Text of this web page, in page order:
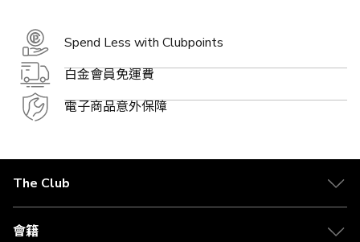
Spend Less with Clubpoints
白金會員免運費
電子商品意外保障
The Club
關於 The Club
合作夥伴
會籍